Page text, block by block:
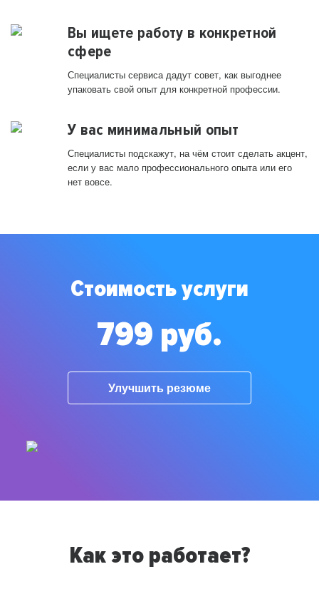
Вы ищете работу в конкретной
сфере
Специалисты сервиса дадут совет, как выгоднее
упаковать свой опыт для конкретной профессии.
У вас минимальный опыт
Специалисты подскажут, на чём стоит сделать акцент,
если у вас мало профессионального опыта или его
нет вовсе.
Стоимость услуги
799 руб.
Улучшить резюме
Как это работает?